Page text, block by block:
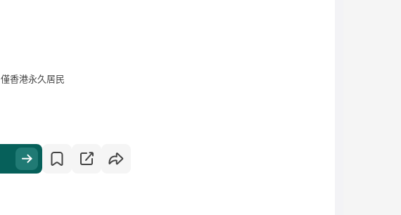
僅香港永久居民